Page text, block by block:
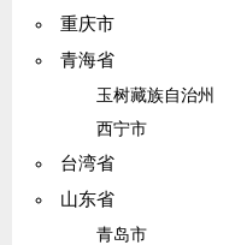
重庆市
青海省
玉树藏族自治州
西宁市
台湾省
山东省
青岛市